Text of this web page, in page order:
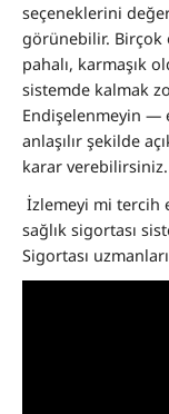
seçeneklerini
görünebilir. Birçok
pahalı, karmaşık
sistemde kalmak
Endişelenmeyin —
anlaşılır şekilde
karar verebilirsiniz.
İzlemeyi mi tercih
sağlık sigortası
Sigortası